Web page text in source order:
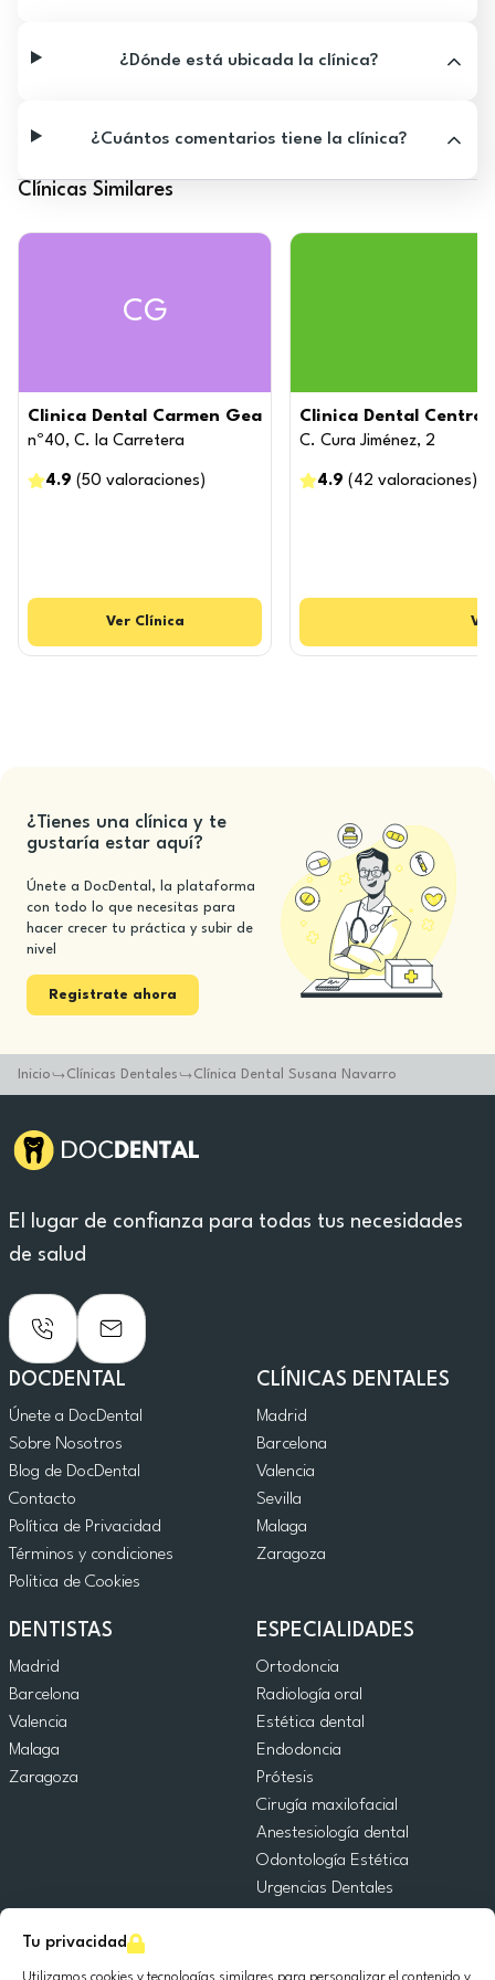
Tu privacidad
¿Dónde está ubicada la clínica?
¿Cuántos comentarios tiene la clínica?
Clínicas Similares
CG
Clinica Dental Carmen Gea
nº40, C. la Carretera
4.9 (50 valoraciones )
Ver Clínica
Clinica Dental Centro
C. Cura Jiménez, 2
4.9 ( 42 valoraciones )
Ver
¿Tienes una clínica y te
gustaría estar aquí?
Únete a DocDental, la plataforma
con todo lo que necesitas para
hacer crecer tu práctica y subir de
nivel
Registrate ahora
Inicio Clínicas Dentales Clínica Dental Susana Navarro
El lugar de confianza para todas tus necesidades
de salud
DOCDENTAL
Únete a DocDental
Sobre Nosotros
Blog de DocDental
Contacto
Política de Privacidad
Términos y condiciones
Politica de Cookies
CLÍNICAS DENTALES
Madrid
Barcelona
Valencia
Sevilla
Malaga
Zaragoza
DENTISTAS
Madrid
Barcelona
Valencia
Malaga
Zaragoza
ESPECIALIDADES
Ortodoncia
Radiología oral
Estética dental
Endodoncia
Prótesis
Cirugía maxilofacial
Anestesiología dental
Odontología Estética
Urgencias Dentales
Cirugía Oral